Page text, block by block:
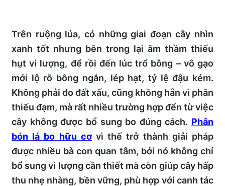
Trên ruộng lúa, có những giai đoạn cây nhìn
xanh tốt nhưng bên trong lại âm thầm thiếu
hụt vi lượng, để rồi đến lúc trổ bông – vô gạo
mới lộ rõ bông ngắn, lép hạt, tỷ lệ đậu kém.
Không phải do đất xấu, cũng không hẳn vì phân
thiếu đạm, mà rất nhiều trường hợp đến từ việc
cây không được bổ sung bo đúng cách. Phân
bón lá bo hữu cơvì thế trở thành giải pháp
được nhiều bà con quan tâm, bởi nó không chỉ
bổ sung vi lượng cần thiết mà còn giúp cây hấp
thu nhẹ nhàng, bền vững, phù hợp với canh tác